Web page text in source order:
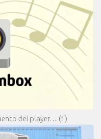
del player… (1)